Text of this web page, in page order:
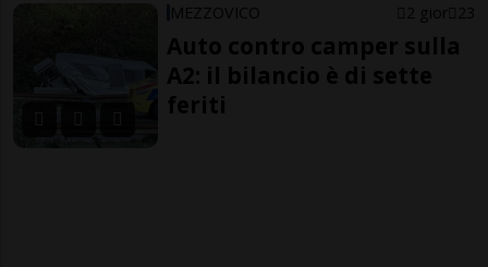
MEZZOVICO 2 gior 23
Auto contro camper sulla
A2: il bilancio è di sette
feriti